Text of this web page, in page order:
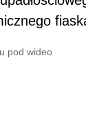
pod wideo